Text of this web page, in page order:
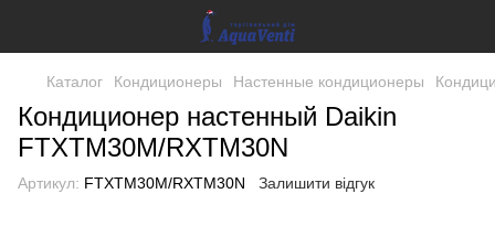
Каталог Кондиционеры Настенные кондиционеры
Кондиционер настенный Daikin
FTXTM30M/RXTM30N
Артикул: FTXTM30M/RXTM30N Залишити відгук